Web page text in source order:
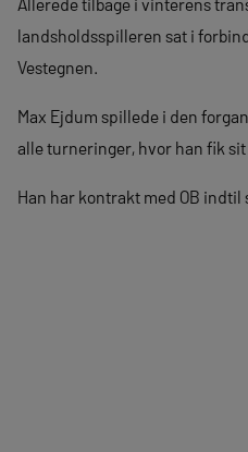
landsholdsspilleren sat i
Vestegnen.
Max Ejdum spillede i den
alle turneringer, hvor han fik
Han har kontrakt med OB indtil